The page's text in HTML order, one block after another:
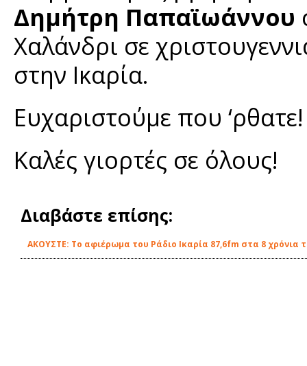
Δημήτρη Παπαϊωάννου
Χαλάνδρι σε
στην Ικαρία.
Ευχαριστούμε που ‘ρθατε!
Καλές γιορτές σε όλους!
Διαβάστε επίσης:
ΑΚΟΥΣΤΕ: Το αφιέρωμα του Ράδιο Ικαρία 87,6fm στα 8